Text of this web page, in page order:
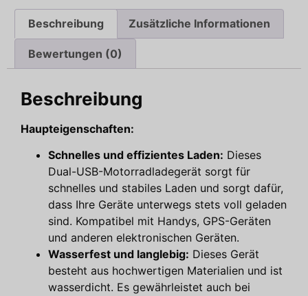
Beschreibung Zusätzliche Informationen
Bewertungen (0)
Beschreibung
Haupteigenschaften:
Schnelles und effizientes Laden: Dieses
Dual-USB-Motorradladegerät sorgt für
schnelles und stabiles Laden und sorgt dafür,
dass Ihre Geräte unterwegs stets voll geladen
sind. Kompatibel mit Handys, GPS-Geräten
und anderen elektronischen Geräten.
Wasserfest und langlebig: Dieses Gerät
besteht aus hochwertigen Materialien und ist
wasserdicht. Es gewährleistet auch bei